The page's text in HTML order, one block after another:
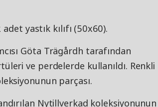
yastık kılıfı (50x60).
Göta Trägårdh tarafından
ve perdelerde kullanıldı. Renkli
parçası.
Nytillverkad koleksiyonunun